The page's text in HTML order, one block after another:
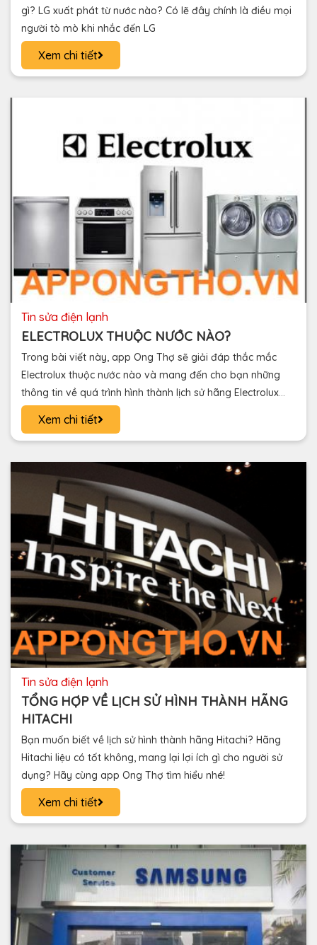
gì? LG xuất phát từ nước nào? Có lẽ đây chính là điều mọi
người tò mò khi nhắc đến LG
Xem chi tiết
tin sửa điện lạnh
ELECTROLUX THUỘC NƯỚC NÀO?
Trong bài viết này, app Ong Thợ sẽ giải đáp thắc mắc
Electrolux thuộc nước nào và mang đến cho bạn những
thông tin về quá trình hình thành lịch sử hãng Electrolux
này
Xem chi tiết
tin sửa điện lạnh
TỔNG HỢP VỀ LỊCH SỬ HÌNH THÀNH HÃNG
HITACHI
Bạn muốn biết về lịch sử hình thành hãng Hitachi? Hãng
Hitachi liệu có tốt không, mang lại lợi ích gì cho người sử
dụng? Hãy cùng app Ong Thợ tìm hiểu nhé!
Xem chi tiết